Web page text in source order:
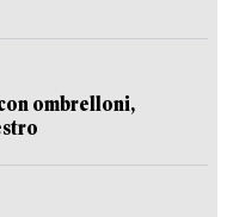
ombrelloni,